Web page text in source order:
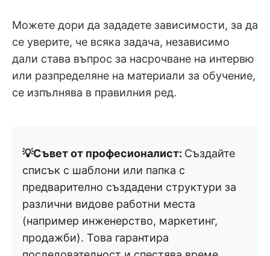
Можете дори да зададете зависимости, за да
се уверите, че всяка задача, независимо
дали става въпрос за насрочване на интервю
или разпределяне на материали за обучение,
се изпълнява в правилния ред.
💡Съвет от професионалист: Създайте
списък с шаблони или папка с
предварително създадени структури за
различни видове работни места
(например инженерство, маркетинг,
продажби). Това гарантира